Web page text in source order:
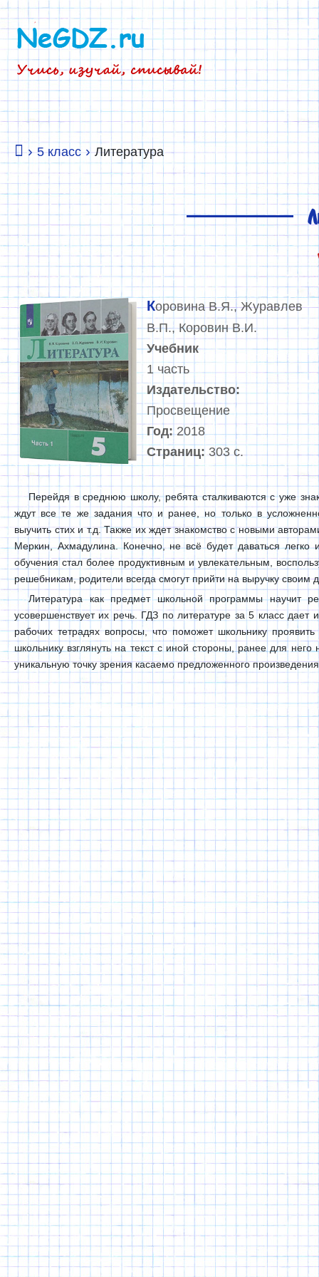
› 5 класс › Литература
Коровина В.Я., Журавлев
В.П., Коровин В.И.
Учебник
1 часть
Издательство:
Просвещение
Год:2018
Страниц: 303 с.
Перейдя в среднюю школу, ребята сталкиваются с уже
ждут все те же задания что и ранее, но только в
выучить стих и т.д. Также их ждет знакомство с новыми
Меркин, Ахмадулина. Конечно, не всё будет даваться легко
обучения стал более продуктивным и увлекательным,
решебникам, родители всегда смогут прийти на выручку
Литература как предмет школьной программы научит
усовершенствует их речь. ГДЗ по литературе за 5 класс
рабочих тетрадях вопросы, что поможет школьнику
школьнику взглянуть на текст с иной стороны, ранее для
уникальную точку зрения касаемо предложенного